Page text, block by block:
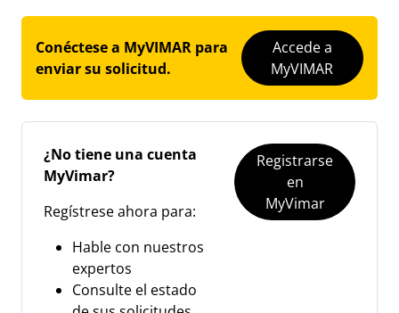
Conéctese a MyVIMAR para
enviar su solicitud.
Accede a
MyVIMAR
¿No tiene una cuenta
MyVimar?
Regístrese ahora para:
Hable con nuestros
expertos
Consulte el estado
Registrarse
en
MyVimar